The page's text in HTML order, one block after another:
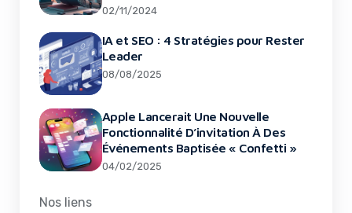
02/11/2024
IA et SEO : 4 Stratégies pour Rester
Leader
08/08/2025
Apple Lancerait Une Nouvelle
Fonctionnalité D’invitation À Des
Événements Baptisée « Confetti »
04/02/2025
Nos liens